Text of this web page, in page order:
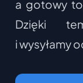
a gotowy
Dzięki
i wysyłamy